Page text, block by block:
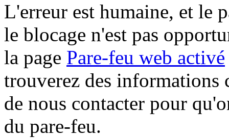
L'erreur est humaine, et le
le blocage n'est pas
la page Pare-feu web activé
trouverez des informations
de nous contacter pour
du pare-feu.